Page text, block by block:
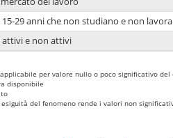
29 anni che non studiano e non
attivi e non attivi
per valore nullo o poco significativo del
disponibile
esiguità del fenomeno rende i valori non